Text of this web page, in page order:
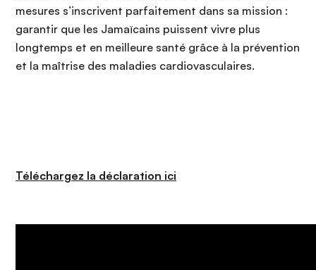
mesures s’inscrivent parfaitement dans sa mission :
garantir que les Jamaïcains puissent vivre plus
longtemps et en meilleure santé grâce à la prévention
et la maîtrise des maladies cardiovasculaires.
Téléchargez la déclaration ici